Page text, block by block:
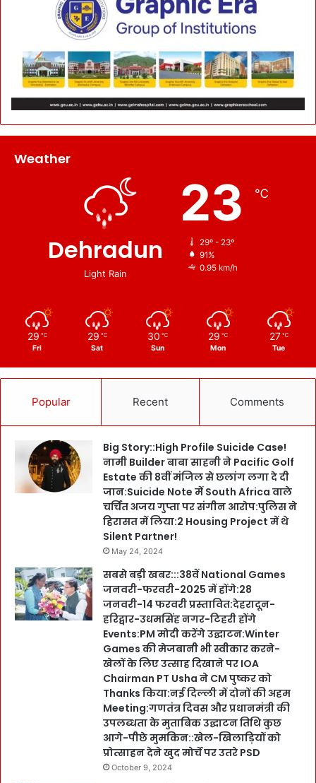
Weather
Dehradun
Light Rain
23 ℃
29º - 23º
91%
0.95 km/h
29 ℃
Fri
29 ℃
Sat
30 ℃
Sun
29 ℃
Mon
27 ℃
Tue
Popular Recent Comments
Big Story::High Profile Suicide Case!
नामी Builder बाबा साहनी ने Pacific Golf
Estate की 8वीं मंजिल से छलांग लगा दे दी
जान:Suicide Note में South Africa वाले
चर्चित अजय गुप्ता पर संगीन आरोप:पुलिस ने
हिरासत में लिया:2 Housing Project में थे
Silent Partner!
May 24, 2024
सबसे बड़ी खबर:::38वें National Games
जनवरी-फरवरी-2025 में होंगे:28
जनवरी-14 फरवरी प्रस्तावित:देहरादून-
हरिद्वार-उधमसिंह नगर-टिहरी होंगे
Events:PM मोदी करेंगे उद्घाटन:Winter
Games की मेजबानी भी स्वीकार करने-
खेलों के लिए उत्साह दिखाने पर IOA
Chairman PT Usha ने CM पुष्कर को
Thanks किया:नई दिल्ली में दोनों की अहम
Meeting:गणतंत्र दिवस और प्रधानमंत्री की
उपलब्धता के मुताबिक उद्घाटन तिथि कुछ
आगे-पीछे मुमकिन::खेल-खिलाड़ियों को
प्रोत्साहन देने खुद मोर्चे पर उतरे PSD
October 9, 2024